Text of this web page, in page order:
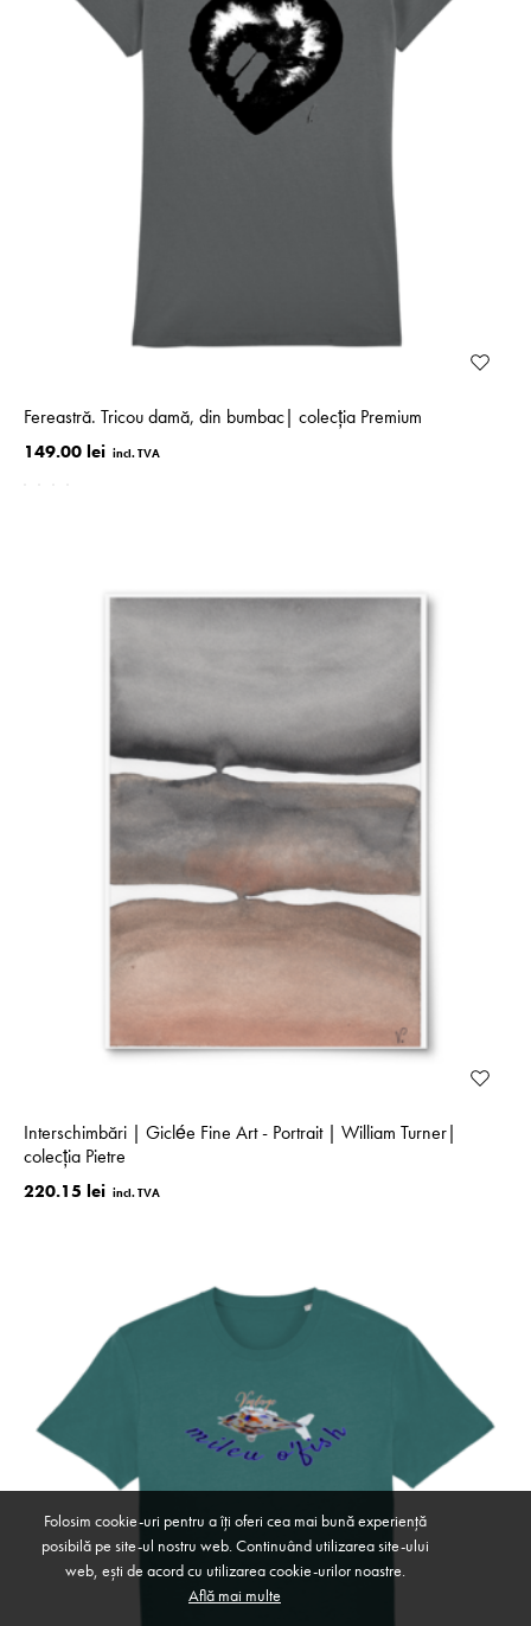
Fereastră. Tricou damă, din bumbac| colecţia Premium
149.00 lei
Interschimbări | Giclée Fine Art - Portrait | William Turner|
colecţia Pietre
220.15 lei
Folosim cookie-uri pentru a îți oferi cea mai bună experiență
posibilă pe site-ul nostru web. Continuând utilizarea site-ului
web, ești de acord cu utilizarea cookie-urilor noastre.
Află mai multe